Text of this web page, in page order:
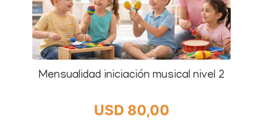
Mensualidad iniciación musical nivel 2
USD 80,00